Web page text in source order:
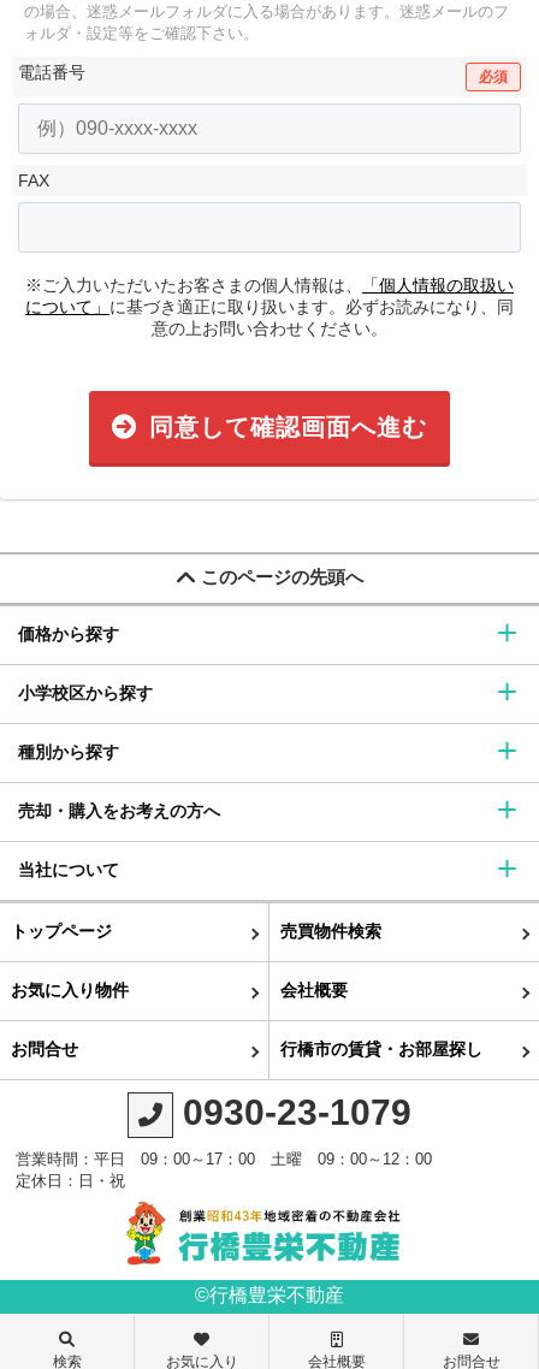
の場合、迷惑メールフォルダに入る場合があります。 迷惑メールのフ
ォルダ・設定等をご確認下さい。
電話番号 必須
FAX
※ご入力いただいたお客さまの個人情報は、
「個人情報の取扱い
について」 に基づき適正に取り扱います。必ずお読みになり、同
意の上お問い合わせください。
同意して確認画面へ進む
このページの先頭へ
価格から探す
小学校区から探す
種別から探す
売却・購入をお考えの方へ
当社について
トップページ 売買物件検索
お気に入り物件 会社概要
お問合せ 行橋市の賃貸・お部屋探し
0930-23-1079
営業時間：平日 09：00～17：00 土曜 09：00～12：00
定休日：日・祝
©行橋豊栄不動産
検索 お気に入り 会社概要 お問合せ